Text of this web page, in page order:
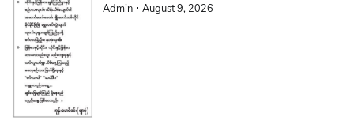
Admin August 9, 2026